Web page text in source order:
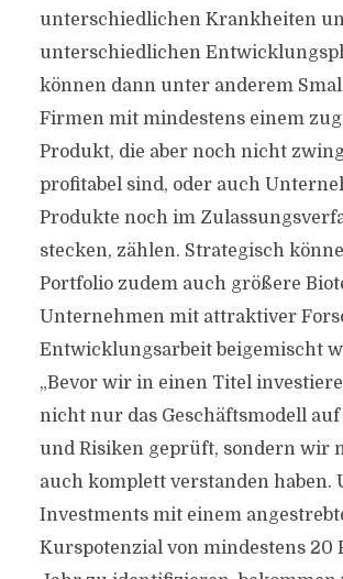
unterschiedlichen Krankheiten
unterschiedlichen
können dann unter anderem
Firmen mit mindestens einem
Produkt, die aber noch nicht
profitabel sind, oder auch
Produkte noch im
stecken, zählen. Strategisch
Portfolio zudem auch größere
Unternehmen mit attraktiver
Entwicklungsarbeit beigemischt
„Bevor wir in einen Titel
nicht nur das Geschäftsmodell auf
und Risiken geprüft, sondern wir
auch komplett verstanden haben.
Investments mit einem
Kurspotenzial von mindestens 20